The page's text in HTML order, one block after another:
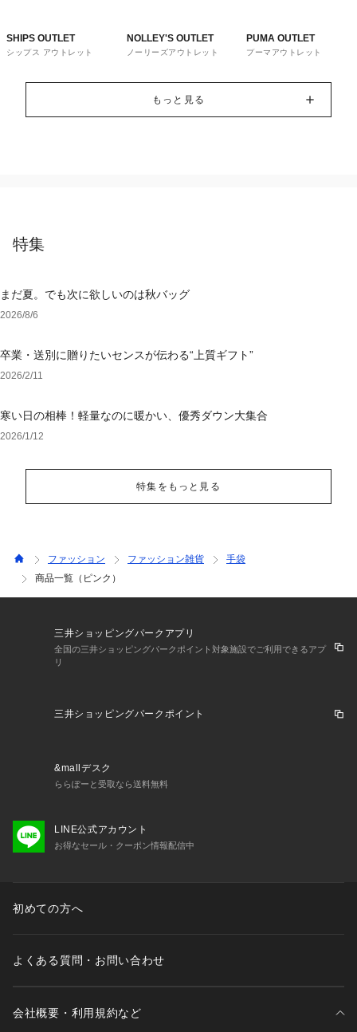
SHIPS OUTLET
シップス アウトレット
NOLLEY'S OUTLET
ノーリーズアウトレット
PUMA OUTLET
プーマアウトレット
もっと見る
特集
まだ夏。でも次に欲しいのは秋バッグ
2026/8/6
卒業・送別に贈りたいセンスが伝わる“上質ギフト”
2026/2/11
寒い日の相棒！軽量なのに暖かい、優秀ダウン大集合
2026/1/12
特集をもっと見る
ファッション ファッション雑貨
手袋
商品一覧（ピンク）
三井ショッピングパークアプリ
全国の三井ショッピングパークポイント対象施設でご利用できるアプ
リ
三井ショッピングパークポイント
&mallデスク
ららぽーと受取なら送料無料
LINE公式アカウント
お得なセール・クーポン情報配信中
初めての方へ
よくある質問・お問い合わせ
会社概要・利用規約など